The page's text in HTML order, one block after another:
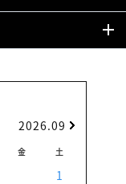
2026.09
金 土
1